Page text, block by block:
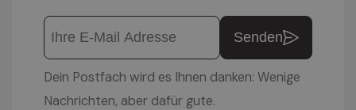
Senden
Dein Postfach wird es Ihnen danken: Wenige
Nachrichten, aber dafür gute.